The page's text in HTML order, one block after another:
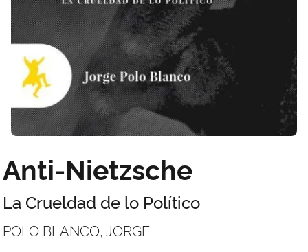
Anti-Nietzsche
La Crueldad de lo Político
POLO BLANCO, JORGE